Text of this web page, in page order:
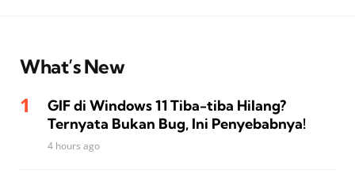
What’s New
GIF di Windows 11 Tiba-tiba Hilang?
Ternyata Bukan Bug, Ini Penyebabnya!
4 hours ago